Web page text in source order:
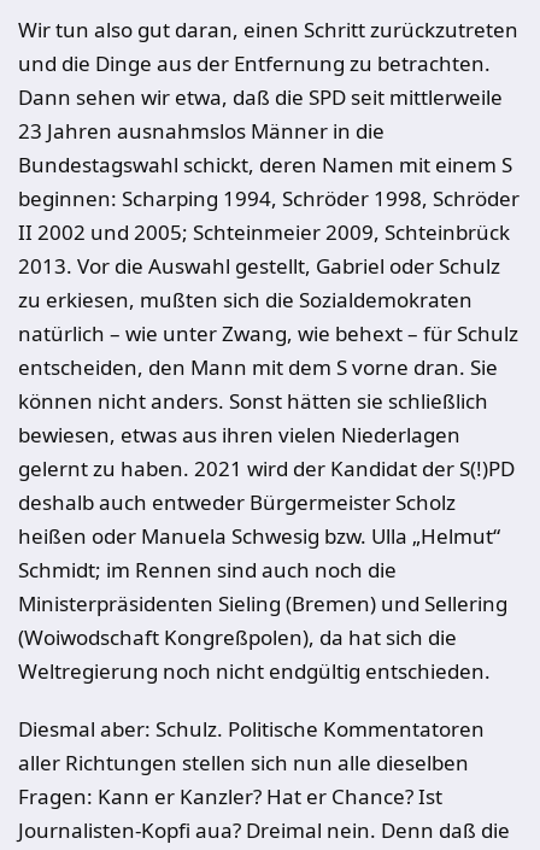
Wir tun also gut daran, einen Schritt zurückzutreten
und die Dinge aus der Entfernung zu betrachten.
Dann sehen wir etwa, daß die SPD seit mittlerweile
23 Jahren ausnahmslos Männer in die
Bundestagswahl schickt, deren Namen mit einem S
beginnen: Scharping 1994, Schröder 1998, Schröder
II 2002 und 2005; Schteinmeier 2009, Schteinbrück
2013. Vor die Auswahl gestellt, Gabriel oder Schulz
zu erkiesen, mußten sich die Sozialdemokraten
natürlich – wie unter Zwang, wie behext – für Schulz
entscheiden, den Mann mit dem S vorne dran. Sie
können nicht anders. Sonst hätten sie schließlich
bewiesen, etwas aus ihren vielen Niederlagen
gelernt zu haben. 2021 wird der Kandidat der S(!)PD
deshalb auch entweder Bürgermeister Scholz
heißen oder Manuela Schwesig bzw. Ulla „Helmut“
Schmidt; im Rennen sind auch noch die
Ministerpräsidenten Sieling (Bremen) und Sellering
(Woiwodschaft Kongreßpolen), da hat sich die
Weltregierung noch nicht endgültig entschieden.
Diesmal aber: Schulz. Politische Kommentatoren
aller Richtungen stellen sich nun alle dieselben
Fragen: Kann er Kanzler? Hat er Chance? Ist
Journalisten-Kopfi aua? Dreimal nein. Denn daß die